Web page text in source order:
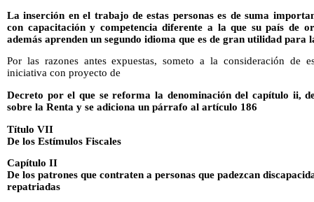
La inserción en el trabajo de estas personas es de suma
con capacitación y competencia diferente a la que su país de
además aprenden un segundo idioma que es de gran utilidad para
Por las razones antes expuestas, someto a la consideración de
iniciativa con proyecto de
Decreto por el que se reforma la denominación del capítulo ii,
sobre la Renta y se adiciona un párrafo al artículo 186
Título VII
De los Estímulos Fiscales
Capítulo II
De los patrones que contraten a personas que padezcan
repatriadas